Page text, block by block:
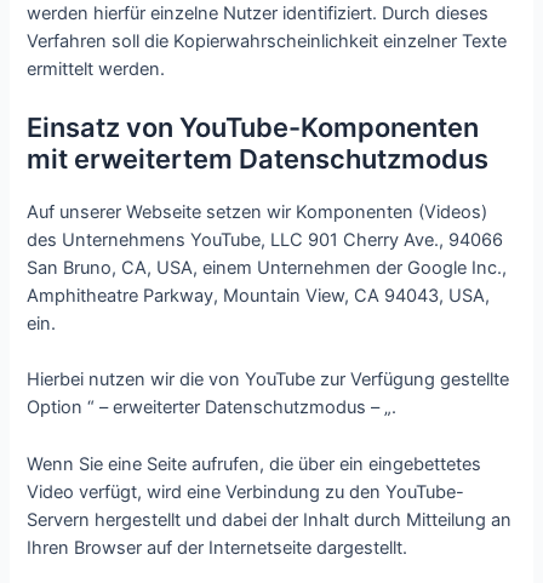
werden hierfür einzelne Nutzer identifiziert. Durch dieses
Verfahren soll die Kopierwahrscheinlichkeit einzelner Texte
ermittelt werden.
Einsatz von YouTube-Komponenten
mit erweitertem Datenschutzmodus
Auf unserer Webseite setzen wir Komponenten (Videos)
des Unternehmens YouTube, LLC 901 Cherry Ave., 94066
San Bruno, CA, USA, einem Unternehmen der Google Inc.,
Amphitheatre Parkway, Mountain View, CA 94043, USA,
ein.
Hierbei nutzen wir die von YouTube zur Verfügung gestellte
Option “ – erweiterter Datenschutzmodus – „.
Wenn Sie eine Seite aufrufen, die über ein eingebettetes
Video verfügt, wird eine Verbindung zu den YouTube-
Servern hergestellt und dabei der Inhalt durch Mitteilung an
Ihren Browser auf der Internetseite dargestellt.